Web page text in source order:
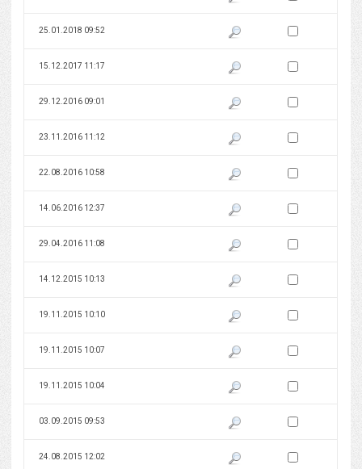
25.01.2018 09:52 Pokaż podgląd wersji z dnia
Zaznacz wersję do
15.12.2017 11:17 Pokaż podgląd wersji z dnia
Zaznacz wersję do
29.12.2016 09:01 Pokaż podgląd wersji z dnia
Zaznacz wersję do
23.11.2016 11:12 Pokaż podgląd wersji z dnia
Zaznacz wersję do
22.08.2016 10:58 Pokaż podgląd wersji z dnia
Zaznacz wersję do
14.06.2016 12:37 Pokaż podgląd wersji z dnia
Zaznacz wersję do
29.04.2016 11:08 Pokaż podgląd wersji z dnia
Zaznacz wersję do
14.12.2015 10:13 Pokaż podgląd wersji z dnia
Zaznacz wersję do
19.11.2015 10:10 Pokaż podgląd wersji z dnia
Zaznacz wersję do
19.11.2015 10:07 Pokaż podgląd wersji z dnia
Zaznacz wersję do
19.11.2015 10:04 Pokaż podgląd wersji z dnia
Zaznacz wersję do
03.09.2015 09:53 Pokaż podgląd wersji z dnia
Zaznacz wersję do
24.08.2015 12:02 Pokaż podgląd wersji z dnia
Zaznacz wersję do